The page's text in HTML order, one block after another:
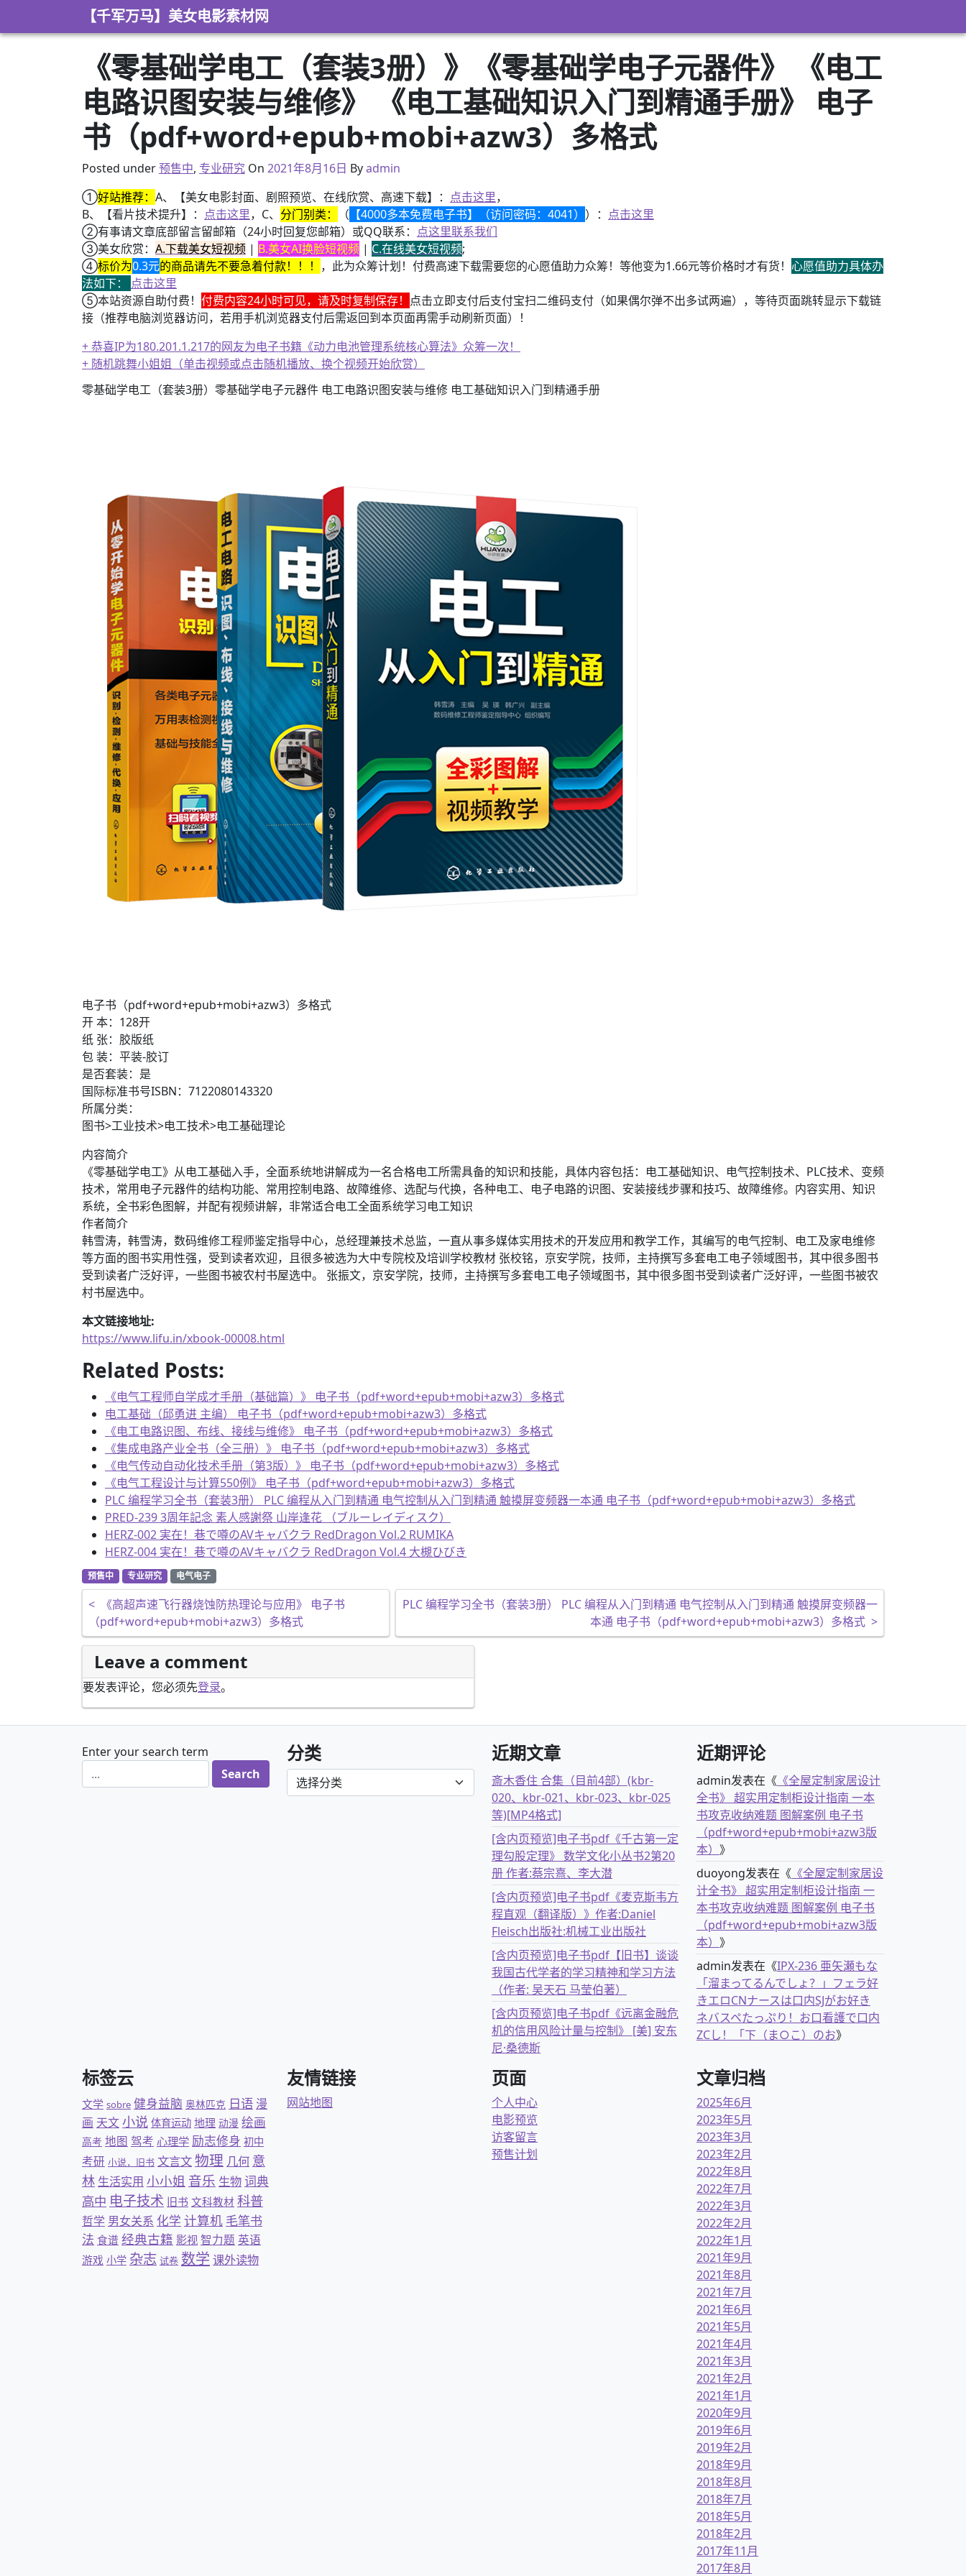
【千军万马】美女电影素材网
《零基础学电工（套装3册）》《零基础学电子元器件》 《电工
电路识图安装与维修》 《电工基础知识入门到精通手册》 电子
书（pdf+word+epub+mobi+azw3）多格式
Posted under预售中, 专业研究 On 2021年8月16日
2021年8月16日 Byadmin
①好站推荐： A、【美女电影封面、剧照预览、在线欣赏、高速下载】： 点击这里，
B、【看片技术提升】： 点击这里，C、 分门别类： （ 【4000多本免费电子书】（访问密码：4041） ）： 点击这里
②有事请文章底部留言留邮箱（24小时回复您邮箱）或QQ联系： 点这里联系我们
③美女欣赏： A.下载美女短视频 | B.美女AI换脸短视频 | C.在线美女短视频;
④标价为0.3元的商品请先不要急着付款！！！ ，此为众筹计划！付费高速下载需要您的心愿值助力众筹！等他变为1.66元等价格时才有货！ 心愿值助力具体办
法如下： 点击这里
⑤本站资源自助付费！ 付费内容24小时可见，请及时复制保存！ 点击立即支付后支付宝扫二维码支付（如果偶尔弹不出多试两遍），等待页面跳转显示下载链
接（推荐电脑浏览器访问，若用手机浏览器支付后需返回到本页面再需手动刷新页面）！
+ 恭喜IP为180.201.1.217的网友为电子书籍《动力电池管理系统核心算法》众筹一次！
+ 随机跳舞小姐姐（单击视频或点击随机播放、换个视频开始欣赏）
零基础学电工（套装3册）零基础学电子元器件 电工电路识图安装与维修 电工基础知识入门到精通手册
电子书（pdf+word+epub+mobi+azw3）多格式
开 本：128开
纸 张：胶版纸
包 装：平装-胶订
是否套装：是
国际标准书号ISBN：7122080143320
所属分类：
图书>工业技术>电工技术>电工基础理论
内容简介
《零基础学电工》从电工基础入手，全面系统地讲解成为一名合格电工所需具备的知识和技能，具体内容包括：电工基础知识、电气控制技术、PLC技术、变频
技术，常用电子元器件的结构功能、常用控制电路、故障维修、选配与代换，各种电工、电子电路的识图、安装接线步骤和技巧、故障维修。内容实用、知识
系统，全书彩色图解，并配有视频讲解，非常适合电工全面系统学习电工知识
作者简介
韩雪涛，韩雪涛，数码维修工程师鉴定指导中心，总经理兼技术总监，一直从事多媒体实用技术的开发应用和教学工作，其编写的电气控制、电工及家电维修
等方面的图书实用性强，受到读者欢迎，且很多被选为大中专院校及培训学校教材 张校铭，京安学院，技师，主持撰写多套电工电子领域图书，其中很多图书
受到读者广泛好评，一些图书被农村书屋选中。 张振文，京安学院，技师，主持撰写多套电工电子领域图书，其中很多图书受到读者广泛好评，一些图书被农
村书屋选中。
本文链接地址:
https://www.lifu.in/xbook-00008.html
Related Posts:
《电气工程师自学成才手册（基础篇）》 电子书（pdf+word+epub+mobi+azw3）多格式
电工基础（邱勇进 主编） 电子书（pdf+word+epub+mobi+azw3）多格式
《电工电路识图、布线、接线与维修》 电子书（pdf+word+epub+mobi+azw3）多格式
《集成电路产业全书（全三册）》 电子书（pdf+word+epub+mobi+azw3）多格式
《电气传动自动化技术手册（第3版）》 电子书（pdf+word+epub+mobi+azw3）多格式
《电气工程设计与计算550例》 电子书（pdf+word+epub+mobi+azw3）多格式
PLC 编程学习全书（套装3册） PLC 编程从入门到精通 电气控制从入门到精通 触摸屏变频器一本通 电子书（pdf+word+epub+mobi+azw3）多格式
PRED-239 3周年記念 素人感謝祭 山岸逢花 （ブルーレイディスク）
HERZ-002 実在！巷で噂のAVキャバクラ RedDragon Vol.2 RUMIKA
HERZ-004 実在！巷で噂のAVキャバクラ RedDragon Vol.4 大槻ひびき
预售中 专业研究 电气电子
文章导航
<
《高超声速飞行器烧蚀防热理论与应用》 电子书
（pdf+word+epub+mobi+azw3）多格式
PLC 编程学习全书（套装3册） PLC 编程从入门到精通 电气控制从入门到精通 触摸屏变频器一
本通 电子书（pdf+word+epub+mobi+azw3）多格式 >
Leave a comment
要发表评论，您必须先登录。
Enter your search term 分类
分类
近期文章
斎木香住 合集（目前4部）(kbr-
020、kbr-021、kbr-023、kbr-025
等)[MP4格式]
[含内页预览]电子书pdf《千古第一定
理勾股定理》 数学文化小丛书2第20
册 作者:蔡宗熹、李大潜
[含内页预览]电子书pdf《麦克斯韦方
程直观（翻译版）》作者:Daniel
Fleisch出版社:机械工业出版社
[含内页预览]电子书pdf【旧书】谈谈
我国古代学者的学习精神和学习方法
（作者: 吴天石 马莹伯著）
[含内页预览]电子书pdf《远离金融危
机的信用风险计量与控制》 [美] 安东
尼·桑德斯
近期评论
admin发表在《 《全屋定制家居设计
全书》 超实用定制柜设计指南 一本
书攻克收纳难题 图解案例 电子书
（pdf+word+epub+mobi+azw3版
本） 》
duoyong发表在《 《全屋定制家居设
计全书》 超实用定制柜设计指南 一
本书攻克收纳难题 图解案例 电子书
（pdf+word+epub+mobi+azw3版
本） 》
admin发表在《IPX-236 亜矢瀬もな
「溜まってるんでしょ？」フェラ好
きエロCNナースは口内SJがお好き
ネバスペたっぷり！お口看護で口内
ZCし！「下（ま○こ）のお》
标签云
文学 sobre 健身益脑 奥林匹克 日语 漫
画 天文小说 体育运动 地理 动漫 绘画
高考 地图 驾考 心理学 励志修身 初中
考研 小说，旧书 文言文物理 几何 意
林 生活实用 小小姐 音乐 生物词典
高中 电子技术 旧书 文科教材 科普
哲学 男女关系 化学 计算机 毛笔书
法 食谱 经典古籍 影视 智力题 英语
游戏 小学 杂志 试卷 数学 课外读物
友情链接
网站地图
页面
个人中心
电影预览
访客留言
预售计划
文章归档
2025年6月
2023年5月
2023年3月
2023年2月
2022年8月
2022年7月
2022年3月
2022年2月
2022年1月
2021年9月
2021年8月
2021年7月
2021年6月
2021年5月
2021年4月
2021年3月
2021年2月
2021年1月
2020年9月
2019年6月
2019年2月
2018年9月
2018年8月
2018年7月
2018年5月
2018年2月
2017年11月
2017年8月